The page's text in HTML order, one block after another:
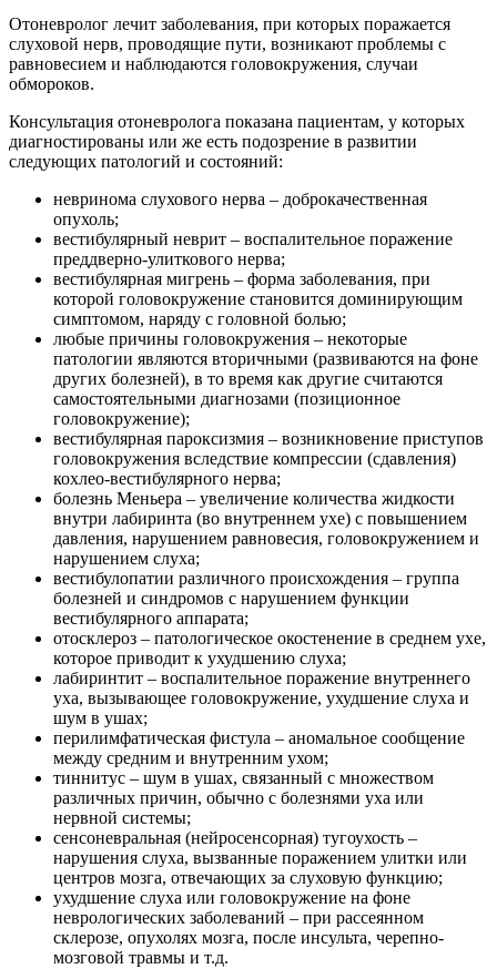
Отоневролог лечит заболевания, при которых поражается
слуховой нерв, проводящие пути, возникают проблемы с
равновесием и наблюдаются головокружения, случаи
обмороков.
Консультация отоневролога показана пациентам, у которых
диагностированы или же есть подозрение в развитии
следующих патологий и состояний:
невринома слухового нерва – доброкачественная
опухоль;
вестибулярный неврит – воспалительное поражение
преддверно-улиткового нерва;
вестибулярная мигрень – форма заболевания, при
которой головокружение становится доминирующим
симптомом, наряду с головной болью;
любые причины головокружения – некоторые
патологии являются вторичными (развиваются на фоне
других болезней), в то время как другие считаются
самостоятельными диагнозами (позиционное
головокружение);
вестибулярная пароксизмия – возникновение приступов
головокружения вследствие компрессии (сдавления)
кохлео-вестибулярного нерва;
болезнь Меньера – увеличение количества жидкости
внутри лабиринта (во внутреннем ухе) с повышением
давления, нарушением равновесия, головокружением и
нарушением слуха;
вестибулопатии различного происхождения – группа
болезней и синдромов с нарушением функции
вестибулярного аппарата;
отосклероз – патологическое окостенение в среднем ухе,
которое приводит к ухудшению слуха;
лабиринтит – воспалительное поражение внутреннего
уха, вызывающее головокружение, ухудшение слуха и
шум в ушах;
перилимфатическая фистула – аномальное сообщение
между средним и внутренним ухом;
тиннитус – шум в ушах, связанный с множеством
различных причин, обычно с болезнями уха или
нервной системы;
сенсоневральная (нейросенсорная) тугоухость –
нарушения слуха, вызванные поражением улитки или
центров мозга, отвечающих за слуховую функцию;
ухудшение слуха или головокружение на фоне
неврологических заболеваний – при рассеянном
склерозе, опухолях мозга, после инсульта, черепно-
мозговой травмы и т.д.